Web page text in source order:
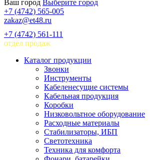
Ваш город Выберите город
+7 (4742) 565-005
zakaz@et48.ru
+7 (4742) 561-111
отдел продаж
Каталог продукции
Звонки
Инструменты
Кабеленесущие системы
Кабельная продукция
Коробки
Низковольтное оборудование
Расходные материалы
Стабилизаторы, ИБП
Светотехника
Техника для комфорта